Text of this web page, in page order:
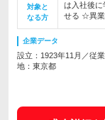
対象と
なる方
は入社後
せる ☆異業
企業データ
設立：1923年11月／従
地：東京都